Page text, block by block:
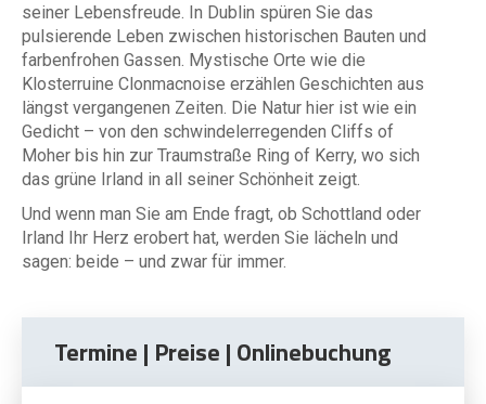
seiner Lebensfreude. In Dublin spüren Sie das
pulsierende Leben zwischen historischen Bauten und
farbenfrohen Gassen. Mystische Orte wie die
Klosterruine Clonmacnoise erzählen Geschichten aus
längst vergangenen Zeiten. Die Natur hier ist wie ein
Gedicht – von den schwindelerregenden Cliffs of
Moher bis hin zur Traumstraße Ring of Kerry, wo sich
das grüne Irland in all seiner Schönheit zeigt.
Und wenn man Sie am Ende fragt, ob Schottland oder
Irland Ihr Herz erobert hat, werden Sie lächeln und
sagen: beide – und zwar für immer.
Termine | Preise | Onlinebuchung